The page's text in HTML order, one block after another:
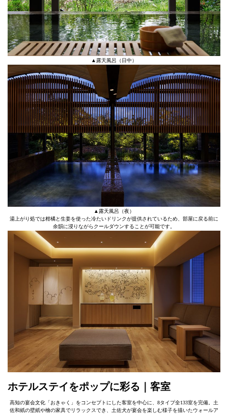
▲露天風呂（日中）
▲露天風呂（夜）
湯上がり処では柑橘と生姜を使った冷たいドリンクが提供されているため、部屋に戻る前に
余韻に浸りながらクールダウンすることが可能です。
ホテルステイをポップに彩る｜客室
高知の宴会文化「おきゃく」をコンセプトにした客室を中心に、8タイプ全133室を完備。土
佐和紙の壁紙や檜の家具でリラックスでき、土佐犬が宴会を楽しむ様子を描いたウォールア